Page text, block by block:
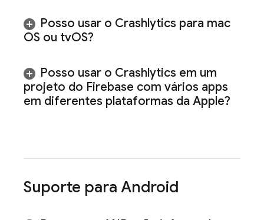
Posso usar o Crashlytics para mac
OS ou tvOS?
Posso usar o Crashlytics em um
projeto do Firebase com vários apps
em diferentes plataformas da Apple?
Suporte para Android